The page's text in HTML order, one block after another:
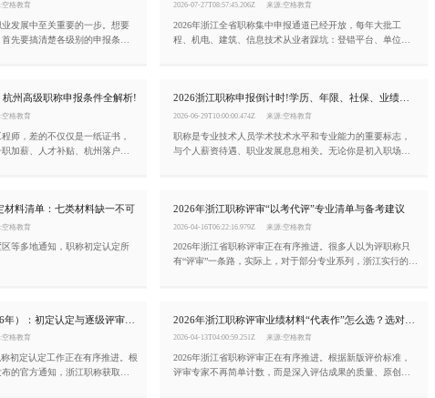
空格教育
发展中至关重要的一步。想要
先要搞清楚各级别的申报条
2026-07-27T08:57:45.206Z 来源:空格教育
2026年浙江全省职称集中申报通道已经开放，每年大批工
程、机电、建筑、信息技术从业者踩坑：登错平台、单位无
次性讲清楚。
州高级职称申报条件全解析!
空格教育
师，差的不仅仅是一纸证书，
加薪、人才补贴、杭州落户加
2026浙江职称申报倒计时!学历、年限、社保、业绩材料自查清单
2026-06-29T10:00:00.474Z 来源:空格教育
职称是专业技术人员学术技术水平和专业能力的重要标志，
与个人薪资待遇、职业发展息息相关。无论你是初入职场的
材料清单：七类材料缺一不可
空格教育
等多地通知，职称初定认定所
2026年浙江职称评审“以考代评”专业清单与备考建议
2026-04-16T06:22:16.979Z 来源:空格教育
2026年浙江省职称评审正在有序推进。很多人以为评职称只
有“评审”一条路，实际上，对于部分专业系列，浙江实行的
浙江职称评审条件（2026年）：初定认定与逐级评审并行
空格教育
初定认定工作正在有序推进。根
的官方通知，浙江职称获取分
2026年浙江职称评审业绩材料“代表作”怎么选？选对了等于成功一半
2026-04-13T04:00:59.251Z 来源:空格教育
2026年浙江省职称评审正在有序推进。根据新版评价标准，
评审专家不再简单计数，而是深入评估成果的质量、原创价